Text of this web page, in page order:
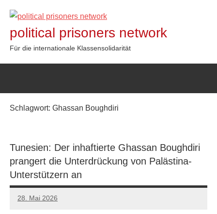
Inhalt
springen
political prisoners network
Für die internationale Klassensolidarität
Schlagwort: Ghassan Boughdiri
Tunesien: Der inhaftierte Ghassan Boughdiri
prangert die Unterdrückung von Palästina-
Unterstützern an
28. Mai 2026
network